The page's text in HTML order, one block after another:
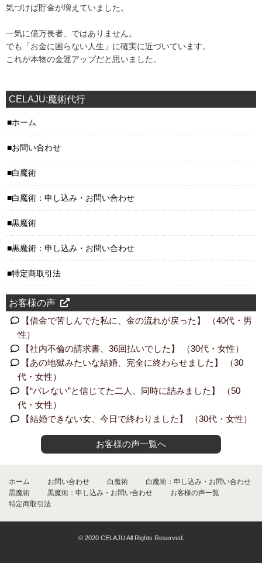
気づけば貯金が増えていました。
一気に億万長者、ではありません。
でも「お金に困らない人生」に確実に近づいています。
これが本物の金運アップだと思いました。
CELAJU:魔術代行
ホーム
お問い合わせ
白魔術
白魔術：申し込み・お問い合わせ
黒魔術
黒魔術：申し込み・お問い合わせ
特定商取引法
お客様の声
【借金で苦しんでた私に、金の流れが戻った】 （40代・男
性）
【社内不倫の請求書、36回払いでした】 （30代・女性）
【あの地獄みたいな結婚、完全に終わらせました】 （30
代・女性）
【“バレない”と信じてた二人、同時に詰みました】 （50
代・女性）
【結婚できない女、今日で終わりました】 （30代・女性）
お客様の声一覧へ
ホーム お問い合わせ 白魔術
白魔術：申し込み・お問い合わせ
黒魔術
黒魔術：申し込み・お問い合わせ
お客様の声一覧
特定商取引法
© 2020 CELAJU All Rights Reserved.